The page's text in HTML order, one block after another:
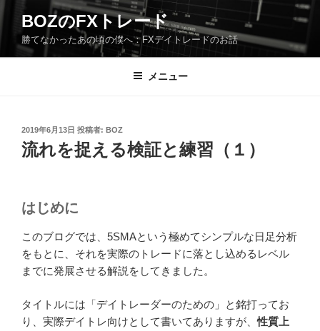
ン
BOZのFXトレード
勝てなかったあの頃の僕へ：FXデイトレードのお話
メニュー
投
稿
日:
2019年6月13日 投稿者: BOZ
流れを捉える検証と練習（１）
はじめに
このブログでは、5SMAという極めてシンプルな日足分析
をもとに、それを実際のトレードに落とし込めるレベル
までに発展させる解説をしてきました。
タイトルには「デイトレーダーのための」と銘打ってお
り、実際デイトレ向けとして書いてありますが、性質上